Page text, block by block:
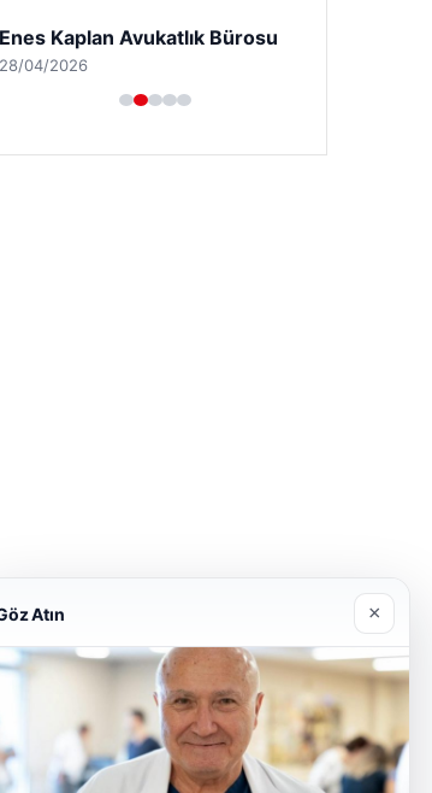
Enes Kaplan Avukatlık Bürosu
28/04/2026
Atın ×